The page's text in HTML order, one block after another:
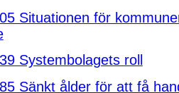
Situationen för
Systembolagets roll
Sänkt ålder för att få